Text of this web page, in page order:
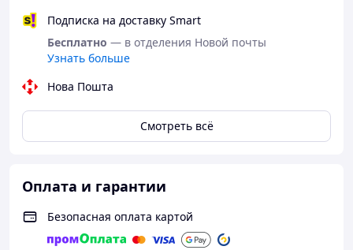
Подписка на доставку Smart
Бесплатно — в отделения Новой почты
Узнать больше
Нова Пошта
Смотреть всё
Оплата и гарантии
Безопасная оплата картой